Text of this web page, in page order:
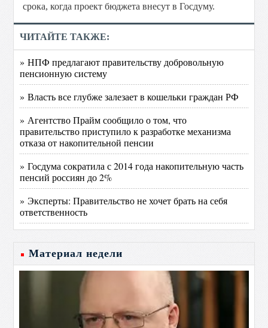
срока, когда проект бюджета внесут в Госдуму.
ЧИТАЙТЕ ТАКЖЕ:
» НПФ предлагают правительству добровольную
пенсионную систему
» Власть все глубже залезает в кошельки граждан РФ
» Агентство Прайм сообщило о том, что
правительство приступило к разработке механизма
отказа от накопительной пенсии
» Госдума сократила с 2014 года накопительную часть
пенсий россиян до 2%
» Эксперты: Правительство не хочет брать на себя
ответственность
Материал недели